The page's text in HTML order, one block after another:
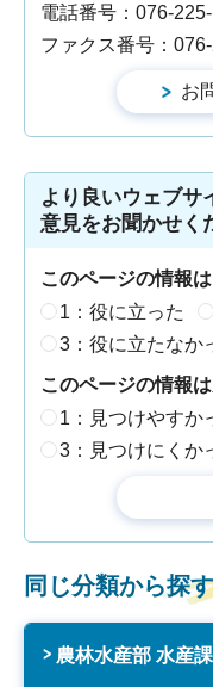
電話番号：076-
ファクス番号：
より良いウェブサ
意見をお聞かせく
このページの情報
1：役に立った
3：役に立たなか
このページの情報
1：見つけやすか
3：見つけにくか
同じ分類から探す
農林水産部 水産課